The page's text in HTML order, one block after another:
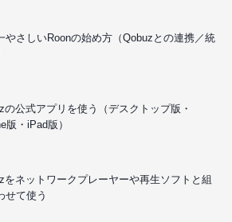
やさしいRoonの始め方（Qobuzとの連携／統
の公式アプリを使う（デスクトップ版・
版・iPad版）
をネットワークプレーヤーや再生ソフトと組
せて使う